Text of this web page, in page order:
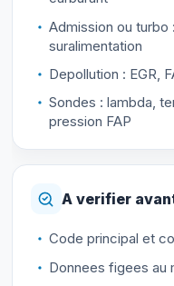
Admission ou turbo
suralimentation
Depollution : EGR,
Sondes : lambda,
pression FAP
A verifier
Code principal et
Donnees figees au